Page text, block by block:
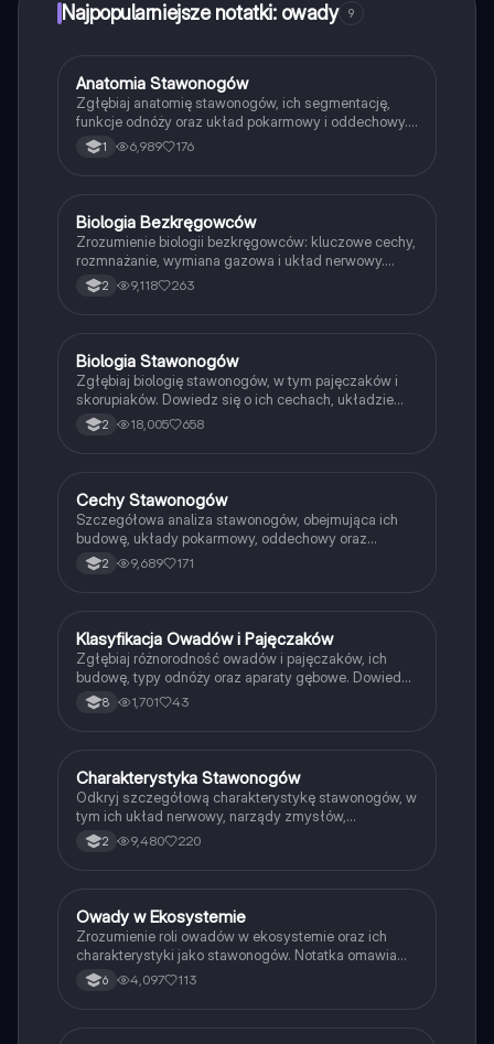
Najpopularniejsze notatki: owady 9
Biologia
Anatomia Stawonogów
Zgłębiaj anatomię stawonogów, ich segmentację,
funkcje odnóży oraz układ pokarmowy i oddechowy.
Dowiedz się o różnorodności stawonogów, w tym
owadów i pajęczaków, oraz ich unikalnych cechach,
entomologii.
1 6,989 176
Biologia
Biologia Bezkręgowców
Zrozumienie biologii bezkręgowców: kluczowe cechy,
rozmnażanie, wymiana gazowa i układ nerwowy.
Obejmuje omówienie stawonogów, pierścienic,
parzydełkowców oraz ich unikalnych adaptacji.
2 9,118 263
Biologia
Biologia Stawonogów
Zgłębiaj biologię stawonogów, w tym pajęczaków i
skorupiaków. Dowiedz się o ich cechach, układzie
nerwowym, narządach zmysłów oraz cyklu życia.
Materiał przeznaczony dla uczniów klasy 2, idealny
2 18,005 658
Biologia
Cechy Stawonogów
Szczegółowa analiza stawonogów, obejmująca ich
budowę, układy pokarmowy, oddechowy oraz
reprodukcję. Idealna notatka dla uczniów
przygotowujących się do matury z biologii na
różnorodności stawonogów, w tym pajęczaków i
owadów.
2 9,689 171
Biologia
Klasyfikacja Owadów i Pajęczaków
Zgłębiaj różnorodność owadów i pajęczaków, ich
budowę, typy odnóży oraz aparaty gębowe. Dowiedz
się o segmentacji ciała, szkieletach zewnętrznych
oraz ich rolach w ekosystemie. Idealne dla studentów
8 1,701 43
Biologia
Charakterystyka Stawonogów
Odkryj szczegółową charakterystykę stawonogów, w
tym ich układ nerwowy, narządy zmysłów,
osmoregulację, układ wydalniczy oraz procesy
rozmnażania i rozwoju. Dowiedz się o różnorodności
i entomologii. Typ: podsumowanie.
2 9,480 220
Biologia
Owady w Ekosystemie
Zrozumienie roli owadów w ekosystemie oraz ich
charakterystyki jako stawonogów. Notatka omawia
budowę zewnętrzną owadów, ich zdolności do lotu,
różnorodność pokarmową oraz znaczenie w zapylaniu
6 4,097 113